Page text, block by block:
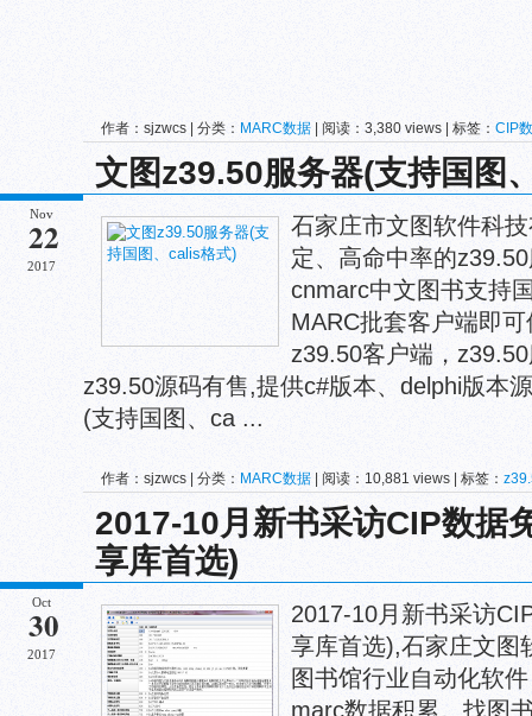
作者：sjzwcs | 分类： MARC数据 | 阅读：3,380 views | 标签： CIP
文图z39.50服务器(支持国图
Nov
22
2017
石家庄市文图软件科
定、高命中率的
cnmarc中文图书支持
MARC批套客户端即
z39.50客户端，
z39.50源码有售,提供c#版本、delphi版本
(支持国图、ca ...
作者：sjzwcs | 分类： MARC数据 | 阅读：10,881 views | 标签：
2017-10月新书采访CIP数据
享库首选)
Oct
30
2017
2017-10月新书采访
享库首选),石家庄文图
图书馆行业自动化软
marc数据积累。找图